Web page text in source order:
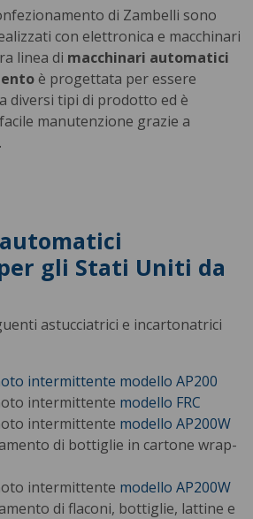
di Zambelli sono
con elettronica e macchinari
linea di macchinari automatici
è progettata per essere
diversi tipi di prodotto ed è
manutenzione grazie a
gli Stati Uniti da
astucciatrici e incartonatrici
intermittente modello AP200
intermittente modello FRC
intermittente modello AP200W
di bottiglie in cartone wrap-
intermittente modello AP200W
di flaconi, bottiglie, lattine e